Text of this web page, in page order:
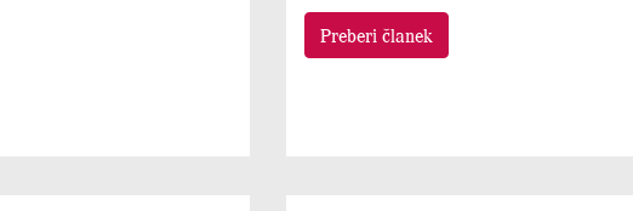
Preberi članek